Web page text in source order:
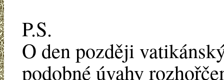
P.S.
O den později
podobné úvahy